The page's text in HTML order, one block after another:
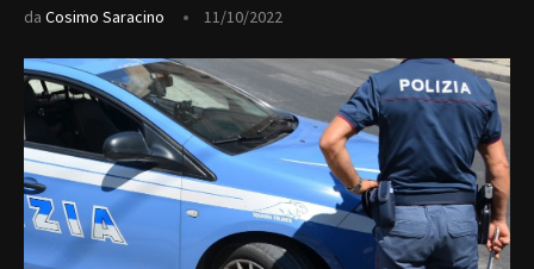
da Cosimo Saracino 11/10/2022